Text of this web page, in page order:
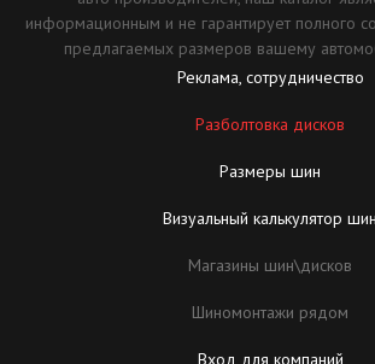
информационным и не гарантирует полного
предлагаемых размеров вашему
Реклама, сотрудничество
Разболтовка дисков
Размеры шин
Визуальный калькулятор шин
Магазины шин\дисков
Шиномонтажи рядом
Вход для компаний